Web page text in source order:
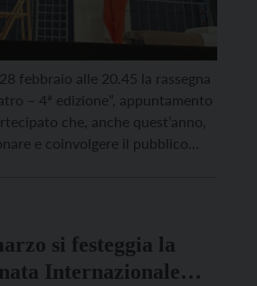
febbraio alle 20.45 la rassegna
– 4ª edizione”, appuntamento
che, anche quest’anno,
e coinvolgere il pubblico
si festeggia la
Internazionale